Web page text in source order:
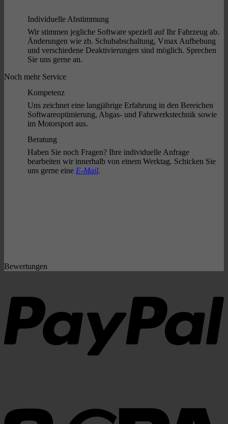
Individuelle Abstimmung
Wir stimmen jegliche Software speziell auf Ihr Fahrzeug ab.
Änderungen wie zb. Schubabschaltung, Vmax Aufhebung
und verschiedene Deaktivierungen sind möglich. Sprechen
Sie uns gerne an.
Noch mehr Service
Kompetenz
Uns zeichnet eine langjährige Erfahrung in den Bereichen
Softwareoptimierung, Abgas- und Fahrwerkstechnik sowie
im Motorsport aus.
Beratung
Haben Sie noch Fragen? Ihre individuelle Anfrage
bearbeiten wir innerhalb von einem Werktag. Schicken Sie
uns gerne eine E-Mail.
Bewertungen